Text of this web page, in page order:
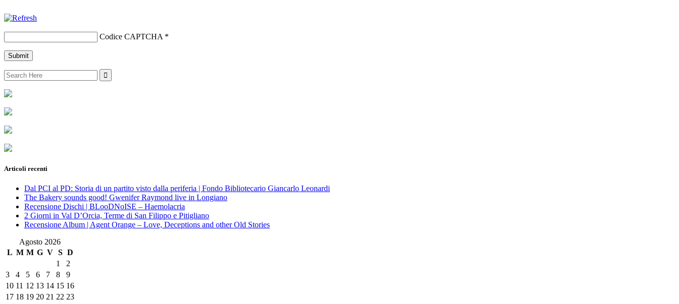
Codice CAPTCHA *
Search
for:
Articoli recenti
Dal PCI al PD: Storia di un partito visto dalla periferia | Fondo Bibliotecario Giancarlo Leonardi
The Bakery sounds good! Gwenifer Raymond live in Longiano
Recensione Dischi | BLooDNoISE – Haemolacria
2 Giorni in Val D’Orcia, Terme di San Filippo e Pitigliano
Recensione Album | Agent Orange – Love, Deceptions and other Old Stories
Agosto 2026
L M M G V S D
1
2
3
4 5 6 7 8
9
10 11 12 13 14 15 16
17 18 19 20 21 22 23